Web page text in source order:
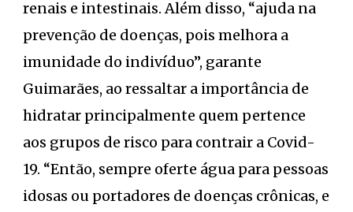
renais e intestinais. Além disso, “ajuda na
prevenção de doenças, pois melhora a
imunidade do indivíduo”, garante
Guimarães, ao ressaltar a importância de
hidratar principalmente quem pertence
aos grupos de risco para contrair a Covid-
19. “Então, sempre oferte água para pessoas
idosas ou portadores de doenças crônicas, e